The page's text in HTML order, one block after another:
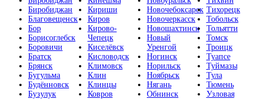
Биробиджан
Благовещенск
Бор
Борисоглебск
Боровичи
Братск
Брянск
Бугульма
Будённовск
Бузулук
Кириши
Киров
Кирово-
Чепецк
Киселёвск
Кисловодск
Климовск
Клин
Клинцы
Ковров
Новочебоксарск
Новочеркасск
Новошахтинск
Новый
Уренгой
Ногинск
Норильск
Ноябрьск
Нягань
Обнинск
Тихорецк
Тобольск
Тольятти
Томск
Троицк
Туапсе
Туймазы
Тула
Тюмень
Узловая